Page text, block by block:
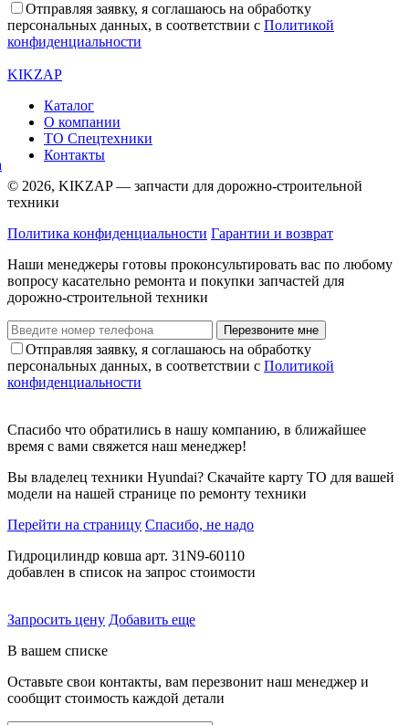
Отправляя заявку, я соглашаюсь на обработку
персональных данных, в соответствии с Политикой
конфиденциальности
KIKZAP
Каталог
О компании
ТО Спецтехники
Контакты
© 2026, KIKZAP — запчасти для дорожно-строительной
техники
Политика конфиденциальности Гарантии и возврат
Наши менеджеры готовы проконсультировать вас по любому
вопросу касательно ремонта и покупки запчастей для
дорожно-строительной техники
Перезвоните мне
Отправляя заявку, я соглашаюсь на обработку
персональных данных, в соответствии с Политикой
конфиденциальности
Спасибо что обратились в нашу компанию, в ближайшее
время с вами свяжется наш менеджер!
Вы владелец техники Hyundai? Скачайте карту ТО для вашей
модели на нашей странице по ремонту техники
Перейти на страницу Спасибо, не надо
Гидроцилиндр ковша арт. 31N9-60110
добавлен в список на запрос стоимости
Запросить цену Добавить еще
В вашем списке
Оставьте свои контакты, вам перезвонит наш менеджер и
сообщит стоимость каждой детали